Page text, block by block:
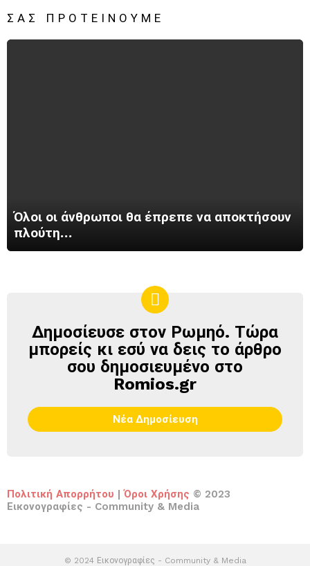
ΣΑΣ ΠΡΟΤΕΊΝΟΥΜΕ
Όλοι οι άνθρωποι θα έπρεπε να αποκτήσουν
πλούτη…
ΔΗΜΟΣΊΕΥΣΕ
ΣΤΟΝ
ΡΩΜΗΌ
Δημοσίευσε στον Ρωμηό. Τώρα
μπορείς κι εσύ να δεις το άρθρο
σου δημοσιευμένο στο
Romios.gr
Νέα Δημοσίευση
Πολιτική Απορρήτου | Όροι Χρήσης © 2023
Εικονογραφίες - Community & Media
© 2024 Εικονογραφίες - Community & Media